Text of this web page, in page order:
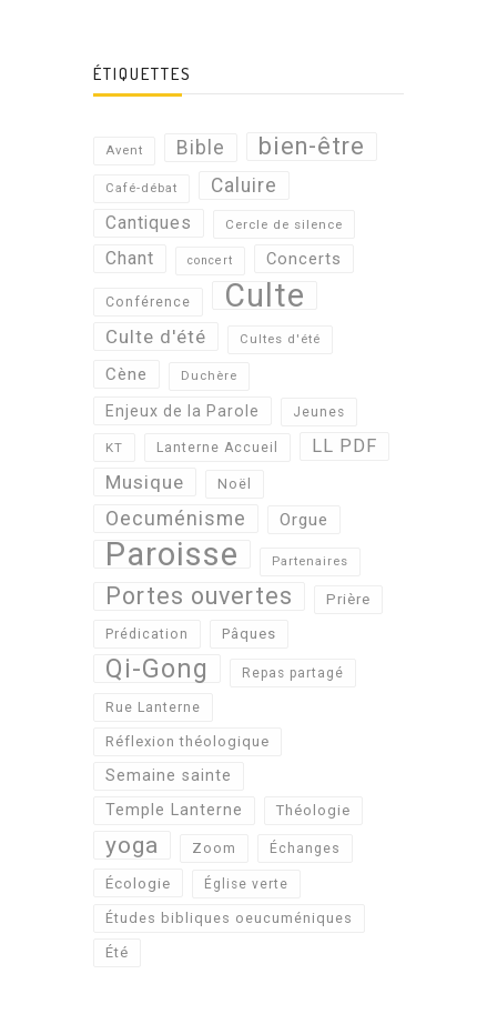
ÉTIQUETTES
Avent Bible bien-être
Café-débat Caluire
Cantiques Cercle de silence
Chant concert Concerts
Conférence Culte
Culte d'été Cultes d'été
Cène Duchère
Enjeux de la Parole Jeunes
KT Lanterne Accueil LL PDF
Musique Noël
Oecuménisme Orgue
Paroisse Partenaires
Portes ouvertes Prière
Prédication Pâques
Qi-Gong Repas partagé
Rue Lanterne
Réflexion théologique
Semaine sainte
Temple Lanterne
Théologie
yoga Zoom Échanges
Écologie Église verte
Études bibliques oeucuméniques
Été